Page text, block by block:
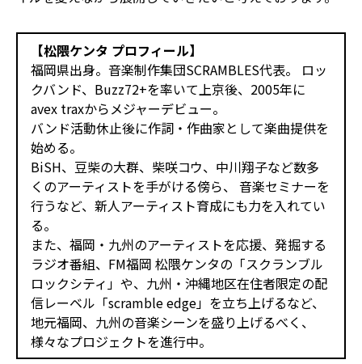
【松隈ケンタ プロフィール】
福岡県出身。音楽制作集団SCRAMBLES代表。 ロッ
クバンド、Buzz72+を率いて上京後、2005年に
avex traxからメジャーデビュー。
バンド活動休止後に作詞・作曲家として楽曲提供を
始める。
BiSH、豆柴の大群、柴咲コウ、中川翔子など数多
くのアーティストを手がける傍ら、 音楽セミナーを
行うなど、新人アーティスト育成にも力を入れてい
る。
また、福岡・九州のアーティストを応援、発掘する
ラジオ番組、FM福岡 松隈ケンタの「スクランブル
ロックシティ」や、九州・沖縄地区在住者限定の配
信レーベル「scramble edge」を立ち上げるなど、
地元福岡、九州の音楽シーンを盛り上げるべく、
様々なプロジェクトを進行中。